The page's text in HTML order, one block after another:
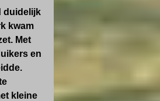
duidelijk
kwam
Met
en
kleine